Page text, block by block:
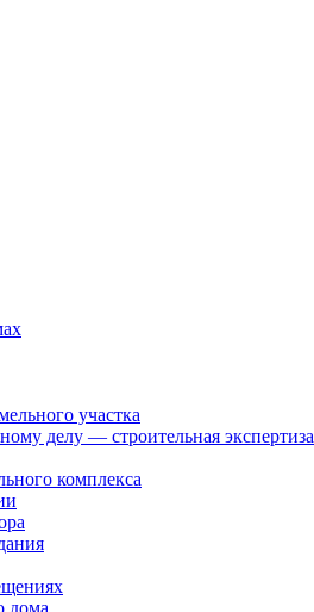
участка
делу — строительная экспертиза
комплекса
дома